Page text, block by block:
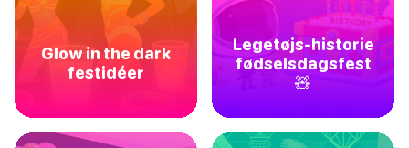
Glow in the dark
festidéer
Legetøjs-historie
fødselsdagsfest
🧸